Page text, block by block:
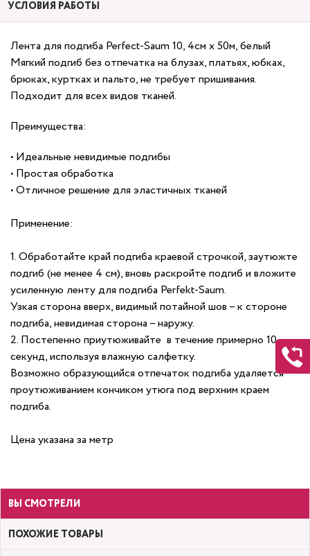
УСЛОВИЯ РАБОТЫ
Лента для подгиба Perfect-Saum 10, 4см х 50м, белый
Мягкий подгиб без отпечатка на блузах, платьях, юбках,
брюках, куртках и пальто, не требует пришивания.
Подходит для всех видов тканей.
Преимущества:
• Идеальные невидимые подгибы
• Простая обработка
• Отличное решение для эластичных тканей
Применение:
1. Обработайте край подгиба краевой строчкой, заутюжте
подгиб (не менее 4 см), вновь раскройте подгиб и вложите
усиленную ленту для подгиба Perfekt-Saum.
Узкая сторона вверх, видимый потайной шов – к стороне
подгиба, невидимая сторона – наружу.
2. Постепенно приутюживайте в течение примерно 10
секунд, используя влажную салфетку.
Возможно образующийся отпечаток подгиба удаляется
проутюживанием кончиком утюга под верхним краем
подгиба.
Цена указана за метр
ВЫ СМОТРЕЛИ
ПОХОЖИЕ ТОВАРЫ